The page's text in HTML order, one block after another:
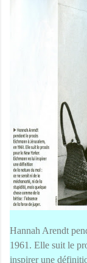
Hannah Arendt
1961. Elle suit le
inspirer une